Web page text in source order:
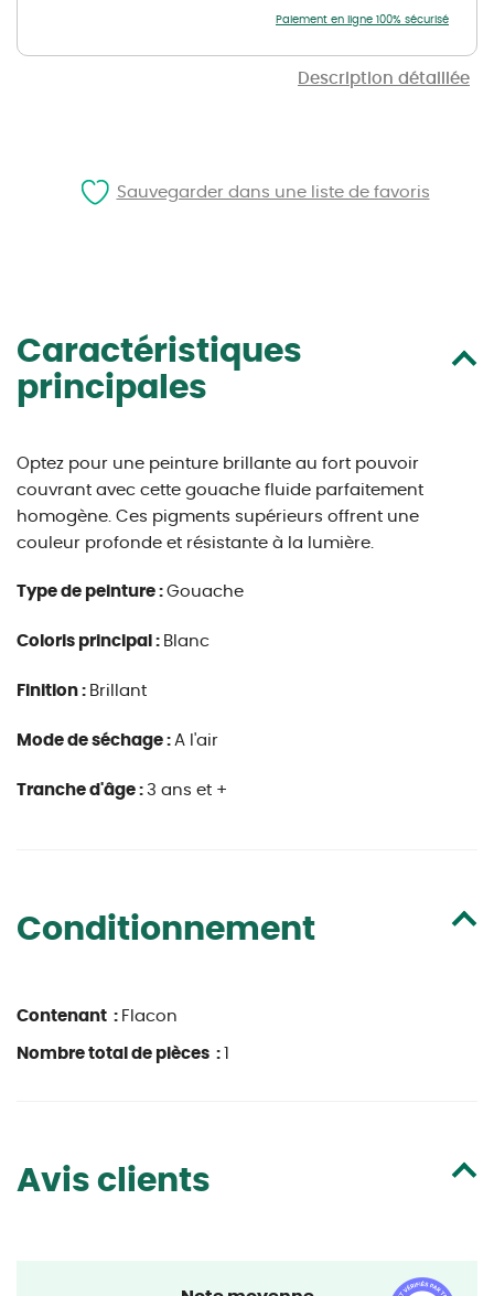
Description détaillée
Paiement en ligne 100% sécurisé
Caractéristiques
principales
Optez pour une peinture brillante au fort pouvoir
couvrant avec cette gouache fluide parfaitement
homogène. Ces pigments supérieurs offrent une
couleur profonde et résistante à la lumière.
Type de peinture : Gouache
Coloris principal : Blanc
Finition : Brillant
Mode de séchage : A l'air
Tranche d'âge : 3 ans et +
Conditionnement
Contenant : Flacon
Nombre total de pièces :
Avis clients
Sauvegarder dans une liste de favoris